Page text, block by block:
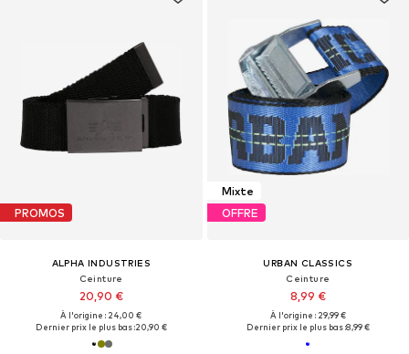
PROMOS
ALPHA INDUSTRIES
Ceinture
20,90 €
À l'origine : 24,00 €
Dernier prix le plus bas :20,90 €
Mixte
OFFRE
URBAN CLASSICS
Ceinture
8,99 €
À l'origine : 29,99 €
Dernier prix le plus bas :8,99 €